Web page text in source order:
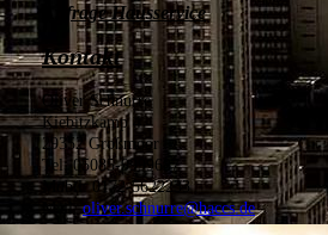
Anfrage Hausservice
Kontakt
Oliver Schnurre
Kiebitzkamp 4
29352 Großmoor
Tel: 05085-9999687
Mobil: 0172-5622233
Mail:oliver.schnurre@haccs.de